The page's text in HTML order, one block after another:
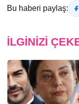
Bu haberi paylaş:
İLGINIZI